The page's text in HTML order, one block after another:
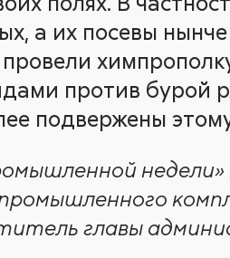
а их посевы нынче
против бурой
подвержены
недели»
главы